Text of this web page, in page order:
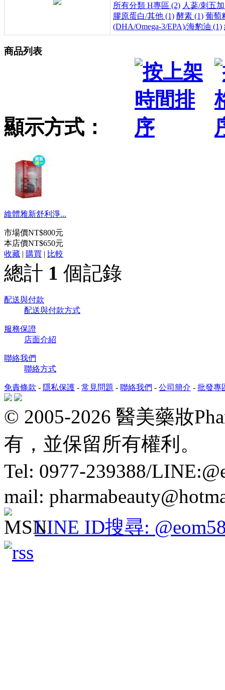
所有分類 H專區 (2) 人蔘/刺五
膠原蛋白/其他 (1) 酵素 (1) 葡萄
(DHA/Omega-3/EPA)/海豹油 (1)
商品列表
顯示方式：
維體雅新舒利淨...
市場價NT$800元
本店價NT$650元
收藏 | 購買 | 比較
總計 1 個記錄
配送與付款
配送與付款方式
服務保證
店面介紹
聯絡我們
聯絡方式
免責條款 - 隱私保護 - 常見問題 - 聯絡我們 - 公司簡介 - 批發專
© 2005-2026 醫美藥妝
有，並保留所有權利。
Tel: 0977-239388/
mail:
LINE ID搜尋: